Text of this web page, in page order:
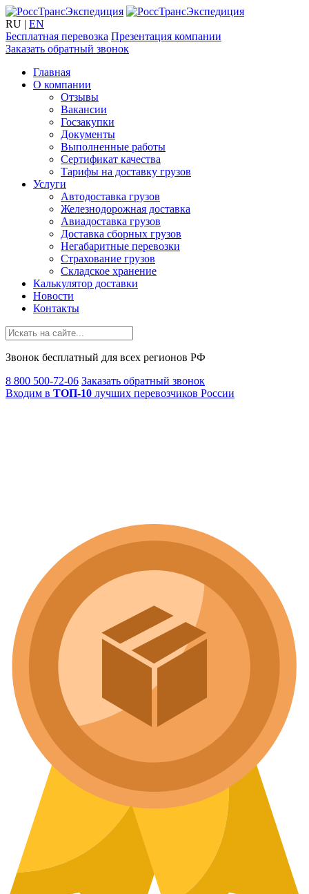
RU | EN
Бесплатная перевозка Презентация компании
Заказать обратный звонок
Главная
О компании
Отзывы
Вакансии
Госзакупки
Документы
Выполненные работы
Сертификат качества
Тарифы на доставку грузов
Услуги
Автодоставка грузов
Железнодорожная доставка
Авиадоставка грузов
Доставка сборных грузов
Негабаритные перевозки
Страхование грузов
Складское хранение
Калькулятор доставки
Новости
Контакты
Звонок бесплатный для всех регионов РФ
8 800 500-72-06 Заказать обратный звонок
Входим в ТОП-10 лучших перевозчиков России